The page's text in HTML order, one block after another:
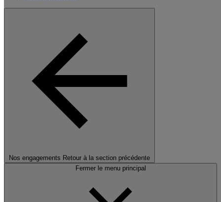
Nos engagements Retour à la section précédente
Fermer le menu principal